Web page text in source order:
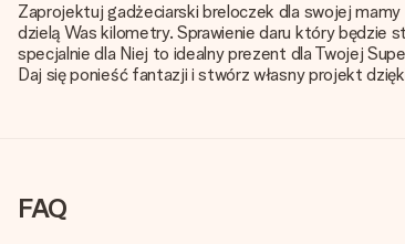
Zaprojektuj gadżeciarski breloczek dla swojej
dzielą Was kilometry. Sprawienie daru który będzie
specjalnie dla Niej to idealny prezent dla Twojej
Daj się ponieść fantazji i stwórz własny projekt
FAQ